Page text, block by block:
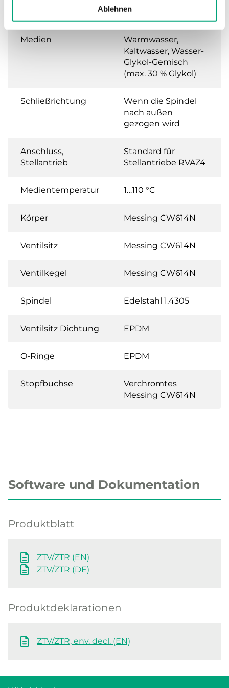
AblehnenLeckrate)
Medien
Warmwasser,
Kaltwasser, Wasser-
Glykol-Gemisch
(max. 30 % Glykol)
Schließrichtung
Wenn die Spindel
nach außen
gezogen wird
Anschluss,
Stellantrieb
Standard für
Stellantriebe RVAZ4
Medientemperatur 1…110 °C
Körper Messing CW614N
Ventilsitz Messing CW614N
Ventilkegel Messing CW614N
Spindel Edelstahl 1.4305
Ventilsitz Dichtung EPDM
O-Ringe EPDM
Stopfbuchse
Verchromtes
Messing CW614N
Software und Dokumentation
Produktblatt
ZTV/ZTR (EN)
ZTV/ZTR (DE)
Produktdeklarationen
ZTV/ZTR, env. decl. (EN)